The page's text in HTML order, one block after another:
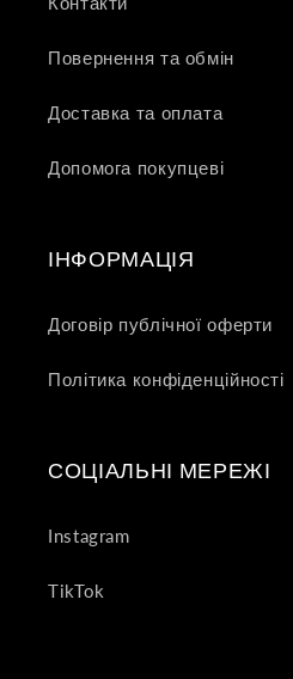
Повернення та обмін
Доставка та оплата
Допомога покупцеві
ІНФОРМАЦІЯ
Договір публічної оферти
Політика конфіденційності
СОЦІАЛЬНІ МЕРЕЖІ
Instagram
TikTok